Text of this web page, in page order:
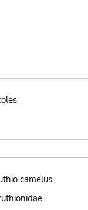
camelus